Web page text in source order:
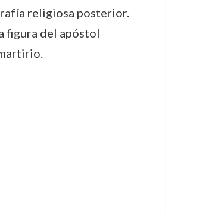
religiosa posterior.
figura del apóstol